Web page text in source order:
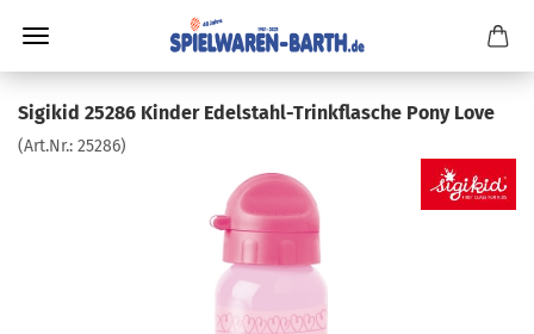
Sigikid 25286 Kinder Edelstahl-Trinkflasche Pony Love
(Art.Nr.: 25286)